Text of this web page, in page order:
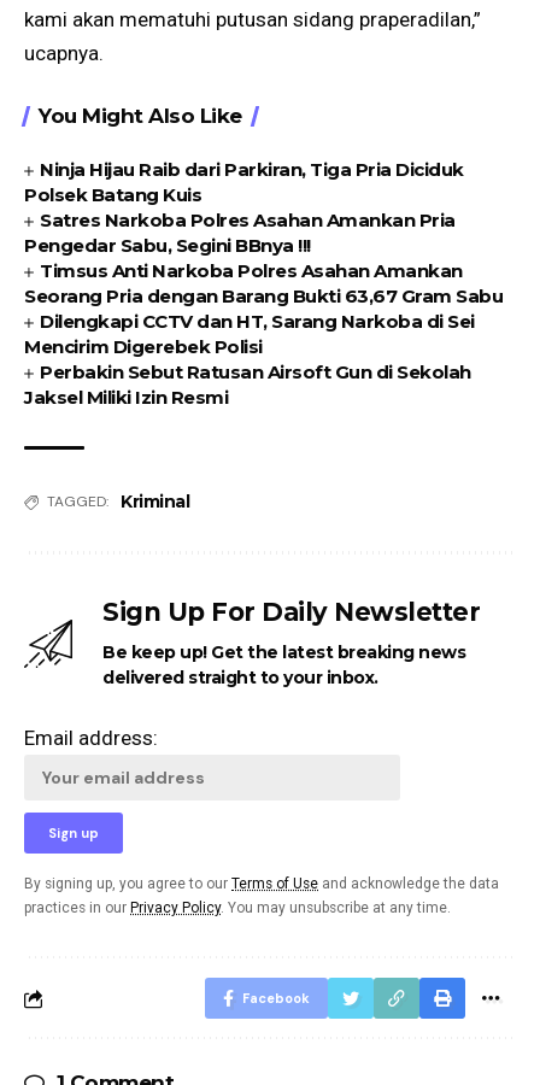
kami akan mematuhi putusan sidang praperadilan,”
ucapnya.
You Might Also Like
Ninja Hijau Raib dari Parkiran, Tiga Pria Diciduk
Polsek Batang Kuis
Satres Narkoba Polres Asahan Amankan Pria
Pengedar Sabu, Segini BBnya !!!
Timsus Anti Narkoba Polres Asahan Amankan
Seorang Pria dengan Barang Bukti 63,67 Gram Sabu
Dilengkapi CCTV dan HT, Sarang Narkoba di Sei
Mencirim Digerebek Polisi
Perbakin Sebut Ratusan Airsoft Gun di Sekolah
Jaksel Miliki Izin Resmi
TAGGED: Kriminal
Sign Up For Daily Newsletter
Be keep up! Get the latest breaking news
delivered straight to your inbox.
Email address:
By signing up, you agree to our Terms of Use and acknowledge the data
practices in our Privacy Policy. You may unsubscribe at any time.
Facebook